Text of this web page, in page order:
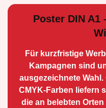
Poster DIN A1
Für kurzfristige
Kampagnen sind
ausge­zeichnete
CMYK-Farben liefern
die an belebten